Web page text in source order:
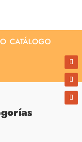
catálogo